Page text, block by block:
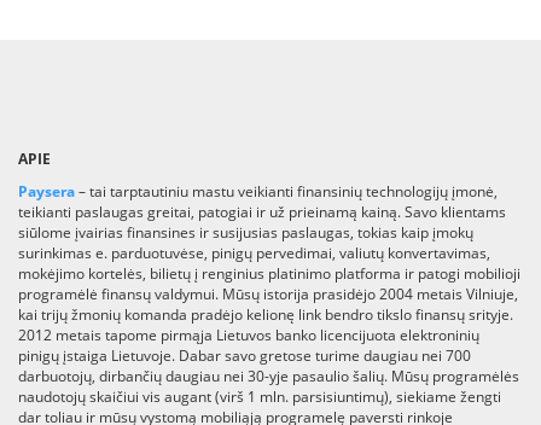
APIE
Paysera– tai tarptautiniu mastu veikianti finansinių technologijų įmonė,
teikianti paslaugas greitai, patogiai ir už prieinamą kainą. Savo klientams
siūlome įvairias finansines ir susijusias paslaugas, tokias kaip įmokų
surinkimas e. parduotuvėse, pinigų pervedimai, valiutų konvertavimas,
mokėjimo kortelės, bilietų į renginius platinimo platforma ir patogi mobilioji
programėlė finansų valdymui. Mūsų istorija prasidėjo 2004 metais Vilniuje,
kai trijų žmonių komanda pradėjo kelionę link bendro tikslo finansų srityje.
2012 metais tapome pirmąja Lietuvos banko licencijuota elektroninių
pinigų įstaiga Lietuvoje. Dabar savo gretose turime daugiau nei 700
darbuotojų, dirbančių daugiau nei 30-yje pasaulio šalių. Mūsų programėlės
naudotojų skaičiui vis augant (virš 1 mln. parsisiuntimų), siekiame žengti
dar toliau ir mūsų vystomą mobiliąją programelę paversti rinkoje